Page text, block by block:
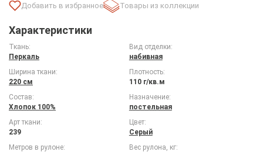
Товары из коллекции
Характеристики
Ткань:
Перкаль
Вид отделки:
набивная
Ширина ткани:
220 см
Плотность:
110 г/кв.м
Состав:
Хлопок 100%
Назначение:
постельная
Арт ткани:
239
Цвет:
Серый
Метров в рулоне:
Вес рулона, кг: